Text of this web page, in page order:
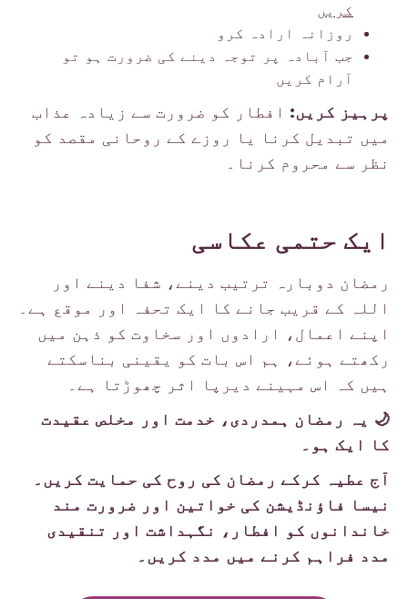
کریں
روزانہ ارادہ کرو
جب آبادہ پر توجہ دینے کی ضرورت ہو تو
آرام کریں
پرہیز کریں:افطار کو ضرورت سے زیادہ عذاب
میں تبدیل کرنا یا روزے کے روحانی مقصد کو
نظر سے محروم کرنا۔
ایک حتمی عکاسی
رمضان دوبارہ ترتیب دینے، شفا دینے اور
اللہ کے قریب جانے کا ایک تحفہ اور موقع ہے۔
اپنے اعمال، ارادوں اور سخاوت کو ذہن میں
رکھتے ہوئے، ہم اس بات کو یقینی بناسکتے
ہیں کہ اس مہینے دیرپا اثر چھوڑتا ہے۔
🌙 یہ رمضان ہمدردی، خدمت اور مخلص عقیدت
کا ایک ہو۔
آج عطیہ کرکے رمضان کی روح کی حمایت کریں۔
نیسا فاؤنڈیشن کی خواتین اور ضرورت مند
خاندانوں کو افطار، نگہداشت اور تنقیدی
مدد فراہم کرنے میں مدد کریں۔